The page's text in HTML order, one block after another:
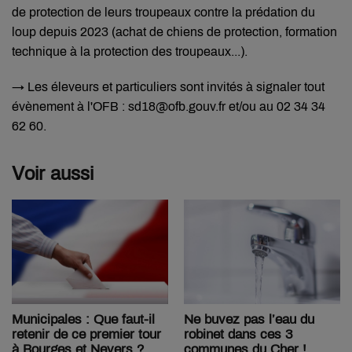
de protection de leurs troupeaux contre la prédation du
loup depuis 2023 (achat de chiens de protection, formation
technique à la protection des troupeaux...).
→ Les éleveurs et particuliers sont invités à signaler tout
évènement à l'OFB : sd18@ofb.gouv.fr et/ou au 02 34 34
62 60.
Voir aussi
Municipales : Que faut-il
retenir de ce premier tour
Ne buvez pas l’eau du
robinet dans ces 3